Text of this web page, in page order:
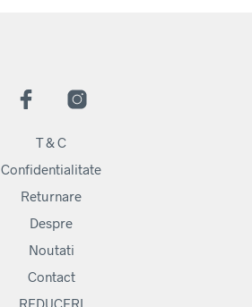
T & C
Confidentialitate
Returnare
Despre
Noutati
Contact
REDUCERI